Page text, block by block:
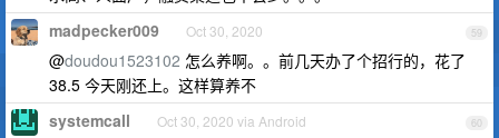
59
madpecker009 Oct 30, 2020
@doudou1523102 怎么养啊。。前几天办了个招行的，花了
38.5 今天刚还上。这样算养不
60
systemcall Oct 30, 2020 via Android